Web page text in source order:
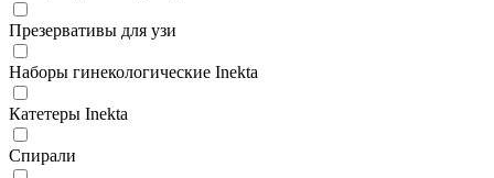
Презервативы для узи
Наборы гинекологические Inekta
Катетеры Inekta
Спирали